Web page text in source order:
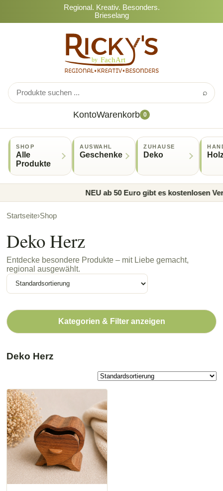
Regional. Kreativ. Besonders.
Brieselang
⌕
KontoWarenkorb 0
SHOP
Alle
Produkte
AUSWAHL
Geschenke
ZUHAUSE
Deko
NEU ab 50 Euro gibt es kostenlosen
Startseite›Shop
Deko Herz
Entdecke besondere Produkte – mit Liebe gemacht,
regional ausgewählt.
Kategorien & Filter anzeigen
Deko Herz